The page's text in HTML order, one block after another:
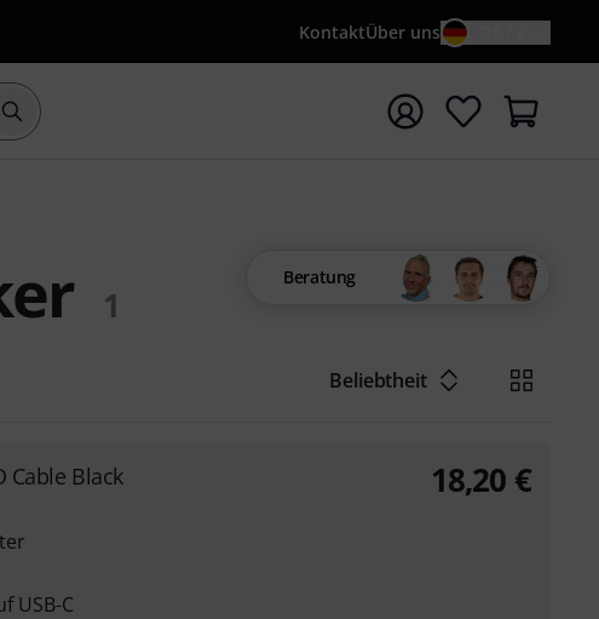
KontaktÜber uns
Suche mit Suchwort {searchTerm} starten
1
Beratung
Beliebtheit
Cable Black
USB-C
18,20 €